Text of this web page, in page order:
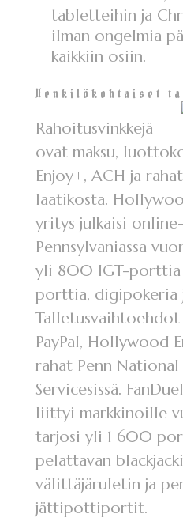
tabletteihin ja
ilman ongelmia
kaikkiin osiin.
Henkilökohtaiset
Rahoitusvinkkejä
ovat maksu,
Enjoy+, ACH ja
laatikosta.
yritys julkaisi
Pennsylvaniassa
yli 800 IGT-porttia
porttia, digipokeria
PayPal, Hollywood
rahat Penn
Servicesissä.
liittyi markkinoille
tarjosi yli 1 600
pelattavan
välittäjäruletin ja
jättipottiportit.